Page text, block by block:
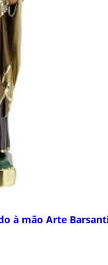
à mão Arte